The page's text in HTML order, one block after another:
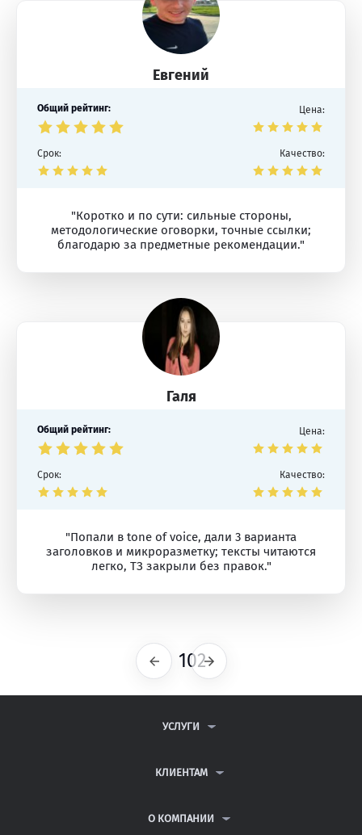
Евгений
Общий рейтинг: Цена:
Срок: Качество:
"Коротко и по сути: сильные стороны,
методологические оговорки, точные ссылки;
благодарю за предметные рекомендации."
Галя
Общий рейтинг: Цена:
Срок: Качество:
"Попали в tone of voice, дали 3 варианта
заголовков и микроразметку; тексты читаются
легко, ТЗ закрыли без правок."
Предыдущая
102Следующая
УСЛУГИ
ДИПЛОМНЫЕ РАБОТЫ
РЕФЕРАТЫ
КЛИЕНТАМ
ВОПРОСЫ И ОТВЕТЫ
О КОМПАНИИ